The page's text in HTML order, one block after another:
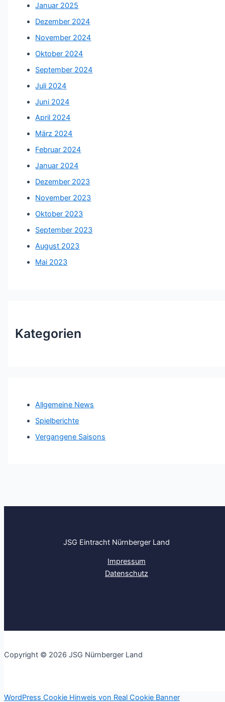
Januar 2025
Dezember 2024
November 2024
Oktober 2024
September 2024
Juli 2024
Juni 2024
April 2024
März 2024
Februar 2024
Januar 2024
Dezember 2023
November 2023
Oktober 2023
September 2023
August 2023
Mai 2023
Kategorien
Allgemeine News
Spielberichte
Vergangene Saisons
JSG Eintracht Nürnberger Land
Impressum
Datenschutz
Copyright © 2026 JSG Nürnberger Land
WordPress Cookie Hinweis von Real Cookie Banner